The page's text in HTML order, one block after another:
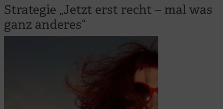
Strategie „Jetzt erst recht – mal was
ganz anderes“